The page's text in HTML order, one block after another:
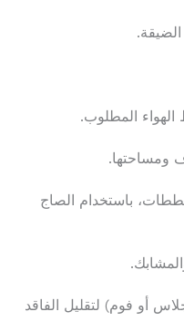
المطلوب.
ومساحتها.
باستخدام الصاج
أو فوم) لتقليل الفاقد